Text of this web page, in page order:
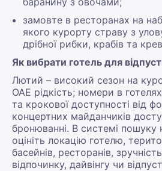
замовте в ресторанах на
якого курорту страву з
дрібної рибки, крабів та
Як вибрати готель для
Лютий – високий сезон на
ОАЕ рідкість; номери в
та крокової доступності від
концертних майданчиків
бронюванні. В системі пошуку
оцініть локацію готелю,
басейнів, ресторанів,
відпочинку, дайвінгу чи